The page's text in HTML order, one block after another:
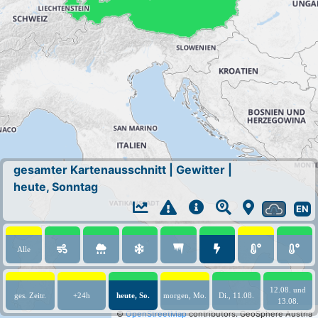
©OpenStreetMapcontributors. GeoSphere Austria
gesamter Kartenausschnitt Gewitter
heute, Sonntag
EN
Alle
ges. Zeitr. +24h heute, So. morgen, Mo. Di., 11.08.
12.08. und
13.08.